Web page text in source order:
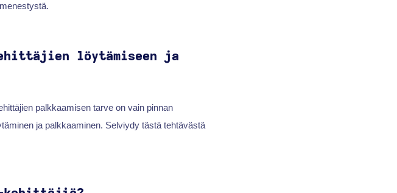
löytämiseen ja
palkkaamisen tarve on vain pinnan
ja palkkaaminen. Selviydy tästä tehtävästä